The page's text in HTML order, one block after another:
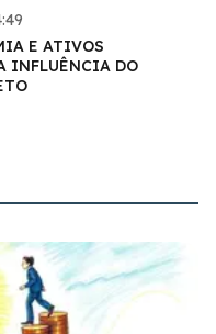
E ATIVOS
INFLUÊNCIA DO